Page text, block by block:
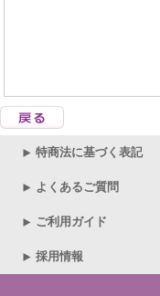
特商法に基づく表記
よくあるご質問
ご利用ガイド
採用情報